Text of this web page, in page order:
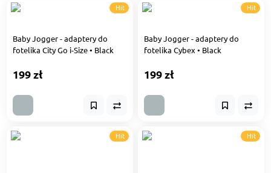
Hit
Baby Jogger - adaptery do
fotelika City Go i-Size • Black
199 zł
Hit
Baby Jogger - adaptery do
fotelika Cybex • Black
199 zł
Hit Hit